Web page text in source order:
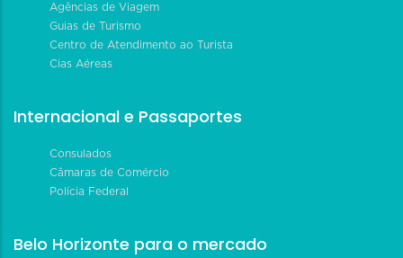
Agências de Viagem
Guias de Turismo
Centro de Atendimento ao Turista
Cias Aéreas
Internacional e Passaportes
Consulados
Câmaras de Comércio
Polícia Federal
Belo Horizonte para o mercado